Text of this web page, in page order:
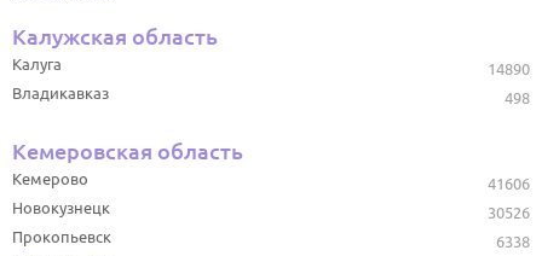
Калужская область
14890
Калуга
498
Владикавказ
Кемеровская область
41606
Кемерово
30526
Новокузнецк
6338
Прокопьевск